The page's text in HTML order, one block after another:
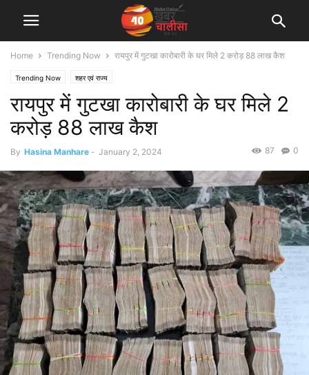
Home Trending Now रायपुर में गुटखा कारोबारी के घर मिले 2 करोड़ 88 लाख कैश
Trending Now शहर एवं राज्य
रायपुर में गुटखा कारोबारी के घर मिले 2
करोड़ 88 लाख कैश
By Hasina Manhare - January 2, 2024 0
87